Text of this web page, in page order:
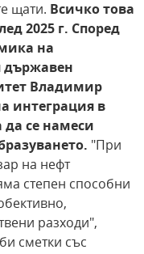
щати. Всичко това
2025 г. Според
на
държавен
Владимир
интеграция в
се намеси
"При
на нефт
степен способни
разходи",
сметки със